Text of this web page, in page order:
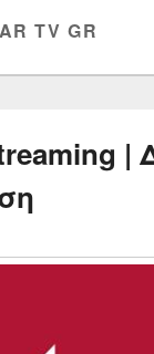
TV GR